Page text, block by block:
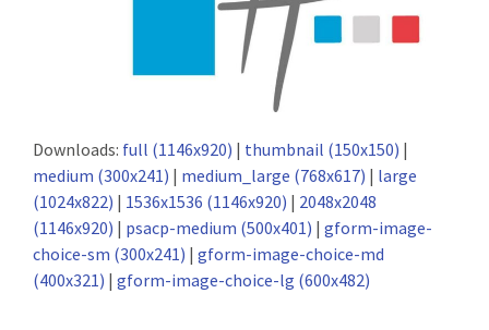
EUROPE
EMPLOI
Downloads: full (1146x920) | thumbnail (150x150) |
medium (300x241) | medium_large (768x617) | large
(1024x822) | 1536x1536 (1146x920) | 2048x2048
(1146x920) | psacp-medium (500x401) | gform-image-
choice-sm (300x241) | gform-image-choice-md
(400x321) | gform-image-choice-lg (600x482)